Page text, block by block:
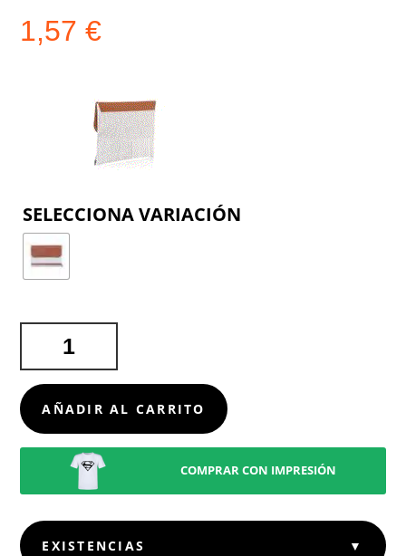
1,57€
ORDENADOR
PORTÁTIL
BRACK
CANTIDAD
AÑADIR AL CARRITO
COMPRAR CON IMPRESIÓN
EXISTENCIAS ▼